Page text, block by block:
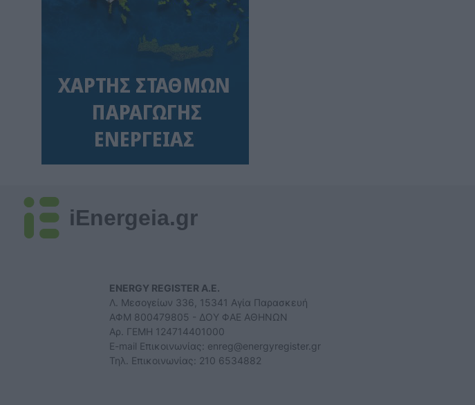
Γιατί η επιμονή στους 18°C μπορεί να
βλάψει το κλιματιστικό σας αυτό το
Μήπως καταστρέφετε το κινητό σας; Τα 3
λάθη που κάνουμε με το powerbank
07/08/2026 - 06:45
Μητσοτάκης: 700 εκατ. ευρώ για τη μείωση
ενεργειακή αναβάθμιση της μεταποίησης ως
ΠΟΛΙΤΙΚΗ
Κ. Χατζηδάκης: Στον κάλαθο των αχρήστων
οι αμφισβητήσεις για το καλώδιο της
SOWISE+: Επιστημονική πρόοδος και
καινοτομία για μια κυκλική οικονομία στην
06/08/2026 - 13:59
iEnergeia.gr
ENERGY REGISTER Α.Ε.
Λ. Μεσογείων 336, 15341 Αγία Παρασκευή
ΑΦΜ 800479805 - ΔΟΥ ΦΑΕ ΑΘΗΝΩΝ
Αρ. ΓΕΜΗ 124714401000
E-mail Επικοινωνίας: enreg@energyregister.gr
Τηλ. Επικοινωνίας: 210 6534882